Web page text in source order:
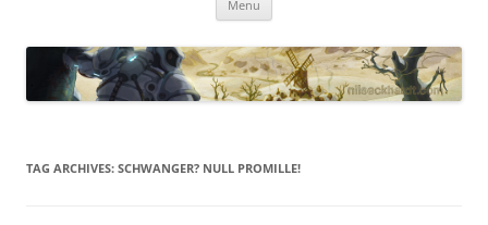
Menu
TAG ARCHIVES: SCHWANGER? NULL PROMILLE!